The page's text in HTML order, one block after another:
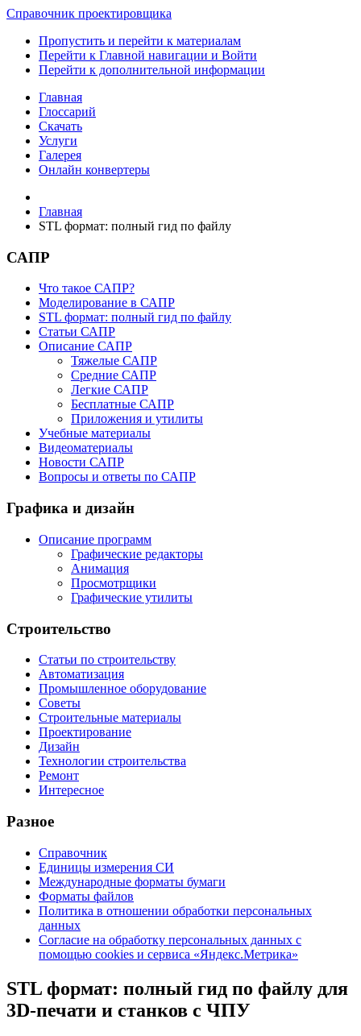
Справочник проектировщика
Пропустить и перейти к материалам
Перейти к Главной навигации и Войти
Перейти к дополнительной информации
Главная
Глоссарий
Скачать
Услуги
Галерея
Онлайн конвертеры
Главная
STL формат: полный гид по файлу
САПР
Что такое САПР?
Моделирование в САПР
STL формат: полный гид по файлу
Статьи САПР
Описание САПР
Тяжелые САПР
Средние САПР
Легкие САПР
Бесплатные САПР
Приложения и утилиты
Учебные материалы
Видеоматериалы
Новости САПР
Вопросы и ответы по САПР
Графика и дизайн
Описание программ
Графические редакторы
Анимация
Просмотрщики
Графические утилиты
Строительство
Статьи по строительству
Автоматизация
Промышленное оборудование
Советы
Строительные материалы
Проектирование
Дизайн
Технологии строительства
Ремонт
Интересное
Разное
Справочник
Единицы измерения СИ
Международные форматы бумаги
Форматы файлов
Политика в отношении обработки персональных
данных
Согласие на обработку персональных данных с
помощью cookies и сервиса «Яндекс.Метрика»
STL формат: полный гид по файлу для
3D-печати и станков с ЧПУ